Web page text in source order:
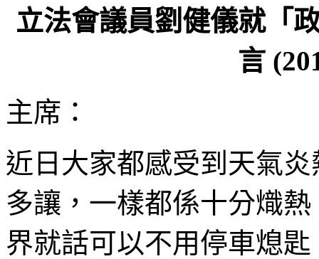
立法會議員劉健儀就「
言
主席：
近日大家都感受到天氣
多讓，一樣都係十分熾
界就話可以不用停車熄